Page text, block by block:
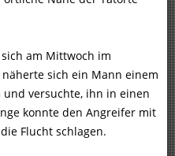
am Mittwoch im
sich ein Mann einem
versuchte, ihn in einen
konnte den Angreifer mit
Flucht schlagen.